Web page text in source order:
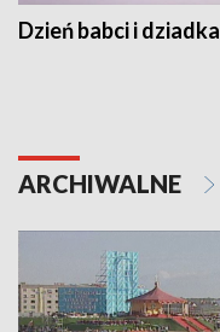
Dzień babci i dziadka
ARCHIWALNE